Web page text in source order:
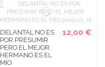
DELANTAL NO ES
POR PRESUMIR
PERO EL MEJOR
HERMANO ES EL
MÍO
12,00 €